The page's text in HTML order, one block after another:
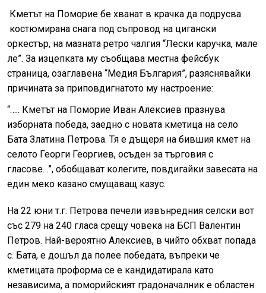
Кметът на Поморие бе хванат в крачка да подрусва
костюмирана снага под съпровод на цигански
оркестър, на мазната ретро чалгия “Лески каручка, мале
ле”. За изцепката му съобщава местна фейсбук
страница, озаглавена “Медия България”, разяснявайки
причината за приповдигнатото му настроение:
“….. Кметът на Поморие Иван Алексиев празнува
изборната победа, заедно с новата кметица на село
Бата Златина Петрова. Тя е дъщеря на бившия кмет на
селото Георги Георгиев, осъден за търговия с
гласове…”, обобщават колегите, повдигайки завесата на
един меко казано смущаващ казус.
На 22 юни т.г. Петрова печели извънредния селски вот
със 279 на 240 гласа срещу човека на БСП Валентин
Петров. Най-вероятно Алексиев, в чийто обхват попада
с. Бата, е дошъл да полее победата, въпреки че
кметицата проформа се е кандидатирала като
независима, а поморийският градоначалник е областен